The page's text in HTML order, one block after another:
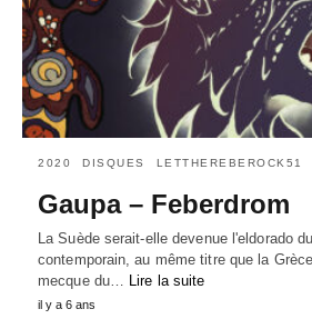
2020 DISQUES LETTHEREBEROCK51
Gaupa – Feberdrom
La Suède serait-elle devenue l'eldorado
contemporain, au même titre que la
mecque du… Lire la suite
il y a 6 ans